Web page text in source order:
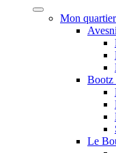
Mon quartier
Bootz
Le